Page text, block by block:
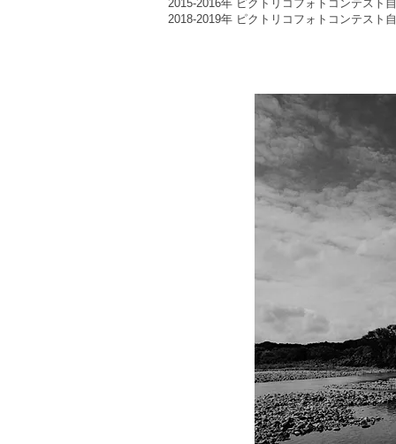
2015-2016年 ピクトリコフォトコンテスト
2018-2019年 ピクトリコフォトコンテスト